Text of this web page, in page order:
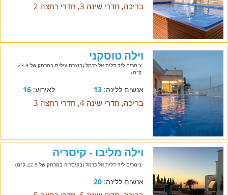
בריכה, חדרי שינה 3, חדרי רחצה 2
וילה טוסקני
צימרים ליד דלית אל כרמל (בנצרת עילית במרחק של 23.9
ק"מ)
אנשים ללינה:13 לאירוע:16
בריכה, חדרי שינה 4, חדרי רחצה 3
וילה מליבו - קיסריה
צימרים ליד דלית אל כרמל (בקיסריה במרחק של 22.9 ק"מ)
אנשים ללינה:20